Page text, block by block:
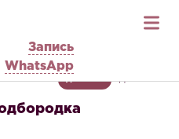
Запись
WhatsApp
ДЛЯ НЕЕ ДЛЯ НЕГО